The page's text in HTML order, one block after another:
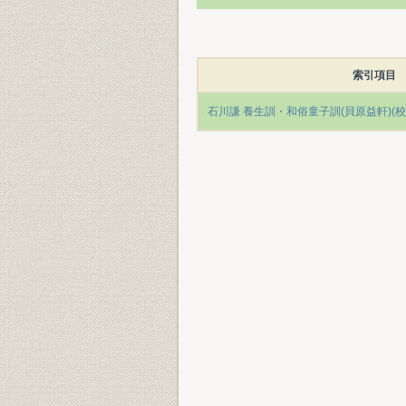
索引項目
石川謙 養生訓・和俗童子訓(貝原益軒)(